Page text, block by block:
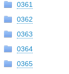
0361
0362
0363
0364
0365